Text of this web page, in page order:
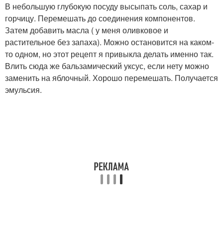
В небольшую глубокую посуду высыпать соль, сахар и
горчицу. Перемешать до соединения компонентов.
Затем добавить масла ( у меня оливковое и
растительное без запаха). Можно остановится на каком-
то одном, но этот рецепт я привыкла делать именно так.
Влить сюда же бальзамический уксус, если нету можно
заменить на яблочный. Хорошо перемешать. Получается
эмульсия.